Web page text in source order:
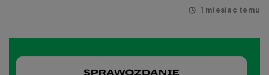
organizacjami pozarządowymi w latach
1 miesiac temu